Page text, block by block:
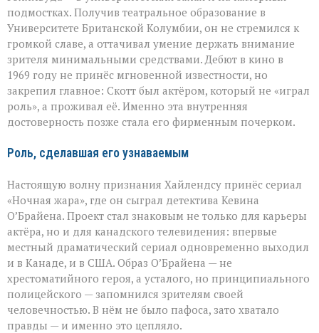
подмостках. Получив театральное образование в
Университете Британской Колумбии, он не стремился к
громкой славе, а оттачивал умение держать внимание
зрителя минимальными средствами. Дебют в кино в
1969 году не принёс мгновенной известности, но
закрепил главное: Скотт был актёром, который не «играл
роль», а проживал её. Именно эта внутренняя
достоверность позже стала его фирменным почерком.
Роль, сделавшая его узнаваемым
Настоящую волну признания Хайлендсу принёс сериал
«Ночная жара», где он сыграл детектива Кевина
О’Брайена. Проект стал знаковым не только для карьеры
актёра, но и для канадского телевидения: впервые
местный драматический сериал одновременно выходил
и в Канаде, и в США. Образ О’Брайена — не
хрестоматийного героя, а усталого, но принципиального
полицейского — запомнился зрителям своей
человечностью. В нём не было пафоса, зато хватало
правды — и именно это цепляло.